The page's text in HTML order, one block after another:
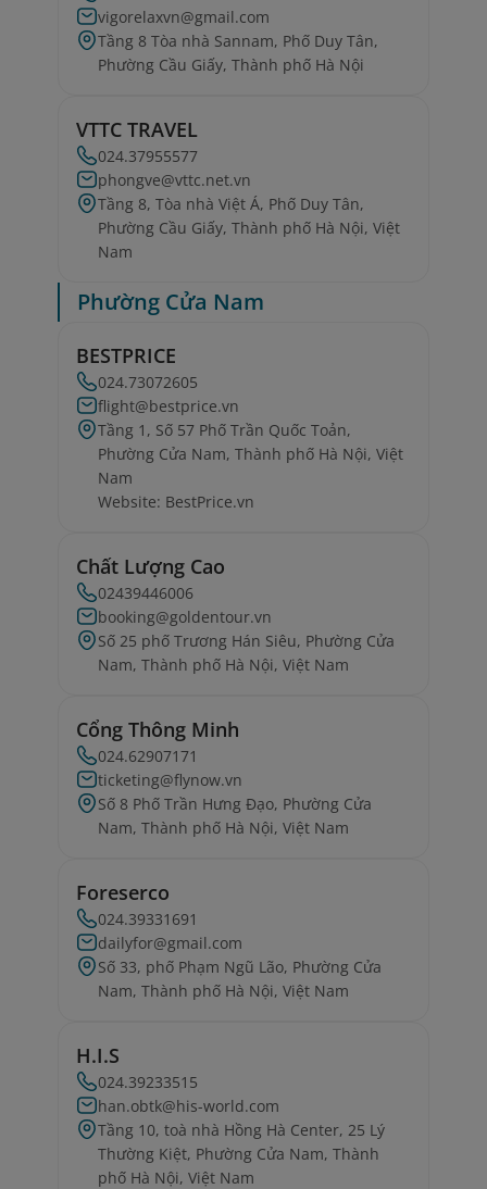
vigorelaxvn@gmail.com
Tầng 8 Tòa nhà Sannam, Phố Duy Tân,
Phường Cầu Giấy, Thành phố Hà Nội
VTTC TRAVEL
024.37955577
phongve@vttc.net.vn
Tầng 8, Tòa nhà Việt Á, Phố Duy Tân,
Phường Cầu Giấy, Thành phố Hà Nội, Việt
Nam
Phường Cửa Nam
BESTPRICE
024.73072605
flight@bestprice.vn
Tầng 1, Số 57 Phố Trần Quốc Toản,
Phường Cửa Nam, Thành phố Hà Nội, Việt
Nam
Website: BestPrice.vn
Chất Lượng Cao
02439446006
booking@goldentour.vn
Số 25 phố Trương Hán Siêu, Phường Cửa
Nam, Thành phố Hà Nội, Việt Nam
Cổng Thông Minh
024.62907171
ticketing@flynow.vn
Số 8 Phố Trần Hưng Đạo, Phường Cửa
Nam, Thành phố Hà Nội, Việt Nam
Foreserco
024.39331691
dailyfor@gmail.com
Số 33, phố Phạm Ngũ Lão, Phường Cửa
Nam, Thành phố Hà Nội, Việt Nam
H.I.S
024.39233515
han.obtk@his-world.com
Tầng 10, toà nhà Hồng Hà Center, 25 Lý
Thường Kiệt, Phường Cửa Nam, Thành
phố Hà Nội, Việt Nam